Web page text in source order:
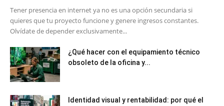
​Tener presencia en internet ya no es una opción secundaria si
quieres que tu proyecto funcione y genere ingresos constantes.
Olvídate de depender exclusivamente...
¿Qué hacer con el equipamiento técnico
obsoleto de la oficina y...
Identidad visual y rentabilidad: por qué el